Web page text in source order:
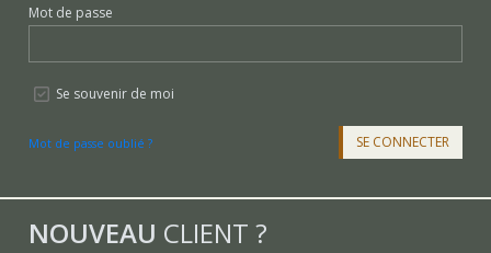
Mot de passe
Se souvenir de moi
Mot de passe oublié ? SE CONNECTER
NOUVEAU CLIENT ?